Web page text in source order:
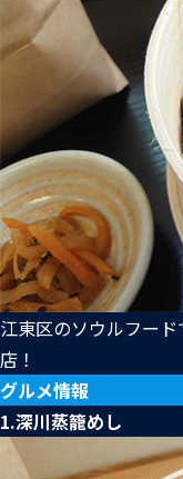
江東区のソウルフー
店！
グルメ情報
1.深川蒸籠めし